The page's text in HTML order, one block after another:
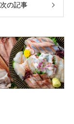
次の記事